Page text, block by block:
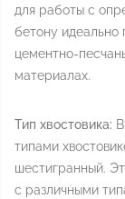
для работы с
бетону идеально
цементно-
материалах.
Тип хвостовика:
типами
шестигранный.
с различными